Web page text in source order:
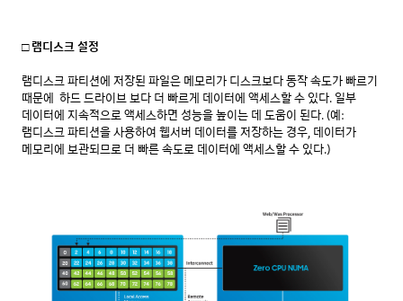
□ 램디스크 설정
램디스크 파티션에 저장된 파일은 메모리가 디스크보다 동작 속도가 빠르기
때문에  하드 드라이브 보다 더 빠르게 데이터에 액세스할 수 있다. 일부
데이터에 지속적으로 액세스하면 성능을 높이는 데 도움이 된다. (예:
램디스크 파티션을 사용하여 웹서버 데이터를 저장하는 경우, 데이터가
메모리에 보관되므로 더 빠른 속도로 데이터에 액세스할 수 있다.)